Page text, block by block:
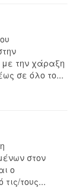
την χάραξη
σε όλο το...
στον
ο
τους...